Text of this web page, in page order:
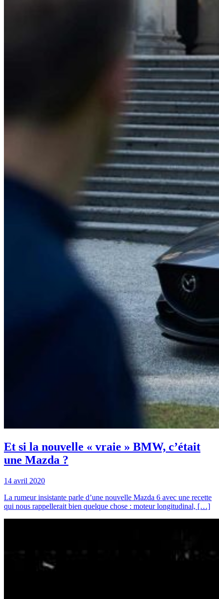
Et si la nouvelle « vraie » BMW, c’était
une Mazda ?
14 avril 2020
La rumeur insistante parle d’une nouvelle Mazda 6 avec une recette
qui nous rappellerait bien quelque chose : moteur longitudinal, […]